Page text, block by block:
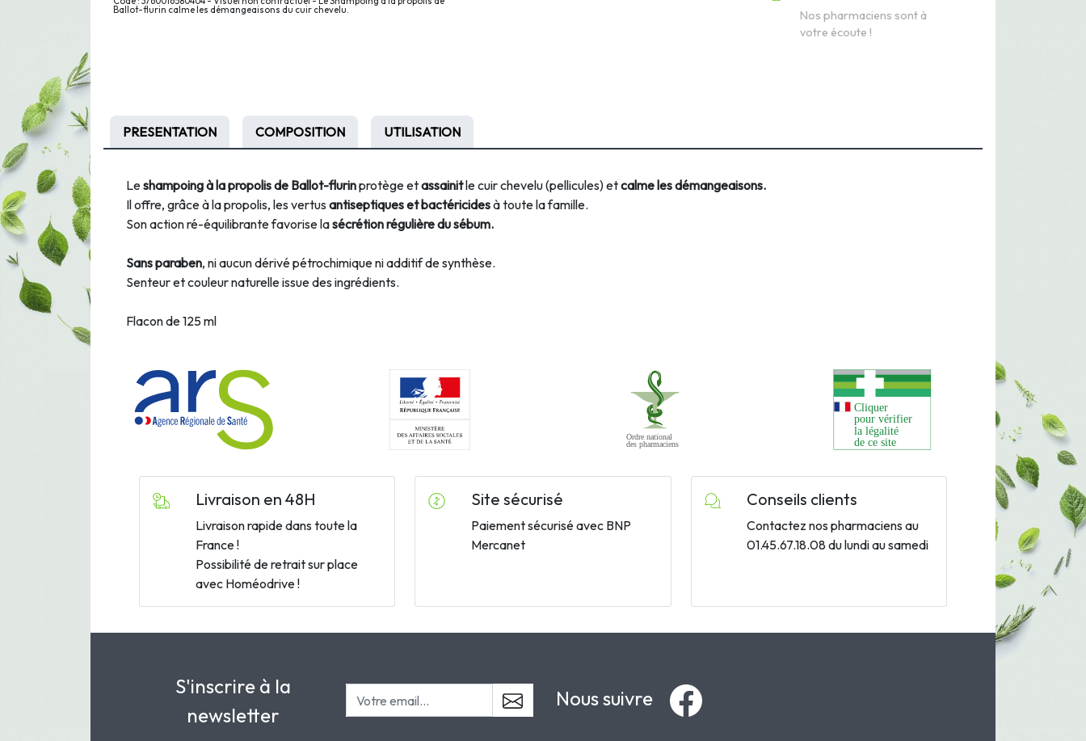
Ballot-flurin calme les démangeaisons du cuir chevelu.
Nos pharmaciens sont à
votre écoute !
PRESENTATION COMPOSITION UTILISATION
Leshampoing à la propolis de Ballot-flurinprotège etassainitle cuir chevelu (pellicules) etcalme les démangeaisons.
Il offre, grâce à la propolis, les vertus antiseptiques et bactéricidesà toute la famille.
Son action ré-équilibrante favorise lasécrétion régulière du sébum.
Sans paraben, ni aucun dérivé pétrochimique ni additif de synthèse.
Senteur et couleur naturelle issue des ingrédients.
Flacon de 125 ml
Livraison en 48H
Livraison rapide dans toute la
France !
Possibilité de retrait sur place
avec Homéodrive !
Site sécurisé
Paiement sécurisé avec BNP
Mercanet
Conseils clients
Contactez nos pharmaciens au
01.45.67.18.08 du lundi au samedi
S'inscrire à la
newsletter
Nous suivre